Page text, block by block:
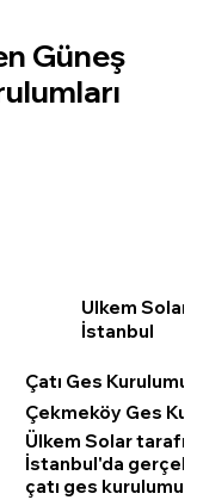
Güneş
Ulkem Solar
İstanbul
Çatı Ges Kurulumu
Çekmeköy Ges
Ülkem Solar
İstanbul'da
çatı ges kurulumu